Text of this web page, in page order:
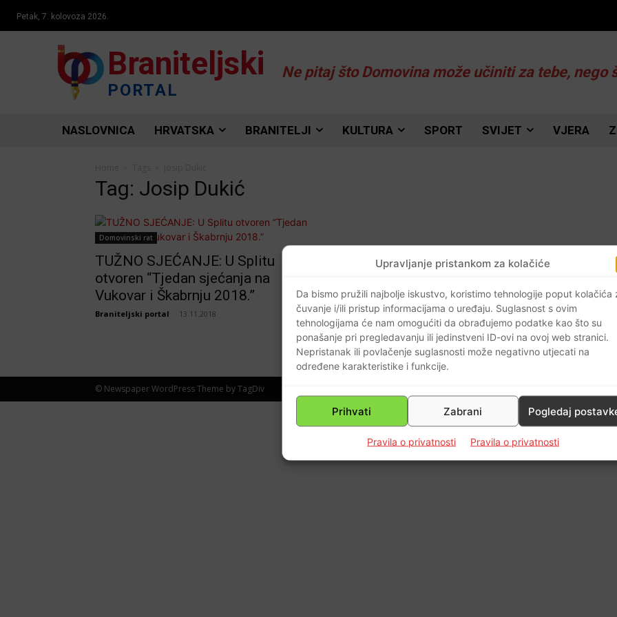
Upravljanje pristankom za kolačiće
Da bismo pružili najbolje iskustvo, koristimo tehnologije poput kolačića
čuvanje i/ili pristup informacijama o uređaju. Suglasnost s ovim
tehnologijama će nam omogućiti da obrađujemo podatke kao što su
ponašanje pri pregledavanju ili jedinstveni ID-ovi na ovoj web stranici.
Nepristanak ili povlačenje suglasnosti može negativno utjecati na
određene karakteristike i funkcije.
Prihvati Zabrani Pogledaj
Pravila o privatnosti Pravila o privatnosti
Petak, 7. kolovoza 2026.
Braniteljski
PORTAL
Ne pitaj što Domovina može učiniti za tebe, nego
NASLOVNICA HRVATSKA BRANITELJI KULTURA SPORT SVIJET VJERA
Tag: Josip Dukić
Domovinski rat
TUŽNO SJEĆANJE: U Splitu
otvoren “Tjedan sjećanja na
Vukovar i Škabrnju 2018.”
Braniteljski portal 13.11.2018 0
© Newspaper WordPress Theme by TagDiv